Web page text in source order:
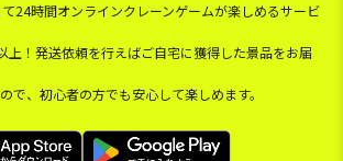
24時間オンラインクレーンゲームが楽しめるサービ
上！発送依頼を行えばご自宅に獲得した景品をお届
で、初心者の方でも安心して楽しめます。